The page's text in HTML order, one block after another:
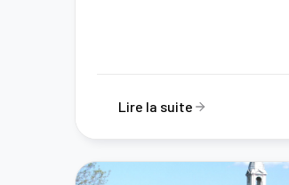
Lire la suite